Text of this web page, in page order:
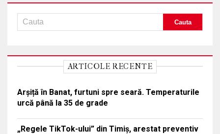
ARTICOLE RECENTE
Arșiță în Banat, furtuni spre seară. Temperaturile
urcă până la 35 de grade
„Regele TikTok-ului” din Timiș, arestat preventiv